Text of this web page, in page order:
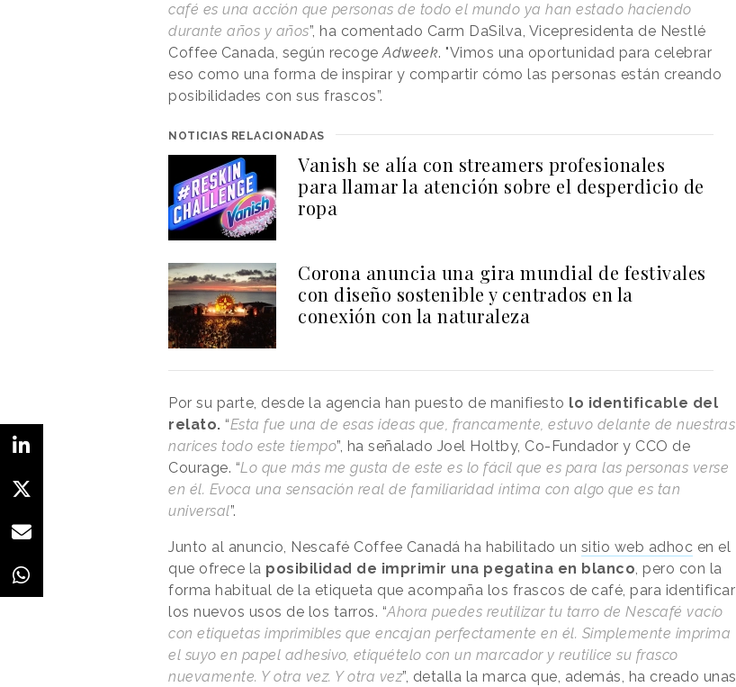
café es una acción que personas de todo el mundo ya han estado haciendo
durante años y años”, ha comentado Carm DaSilva, Vicepresidenta de Nestlé
Coffee Canada, según recogeAdweek. "Vimos una oportunidad para celebrar
eso como una forma de inspirar y compartir cómo las personas están creando
posibilidades con sus frascos”.
NOTICIAS RELACIONADAS
Vanish se alía con streamers profesionales
para llamar la atención sobre el desperdicio de
ropa
Corona anuncia una gira mundial de festivales
con diseño sostenible y centrados en la
conexión con la naturaleza
Por su parte, desde la agencia han puesto de manifiesto lo identificable del
relato. “Esta fue una de esas ideas que, francamente, estuvo delante de nuestras
narices todo este tiempo”, ha señalado Joel Holtby, Co-Fundador y CCO de
Courage. “Lo que más me gusta de este es lo fácil que es para las personas verse
en él. Evoca una sensación real de familiaridad íntima con algo que es tan
universal”.
Junto al anuncio, Nescafé Coffee Canadá ha habilitado un sitio web adhoc en el
que ofrece la posibilidad de imprimir una pegatina en blanco, pero con la
forma habitual de la etiqueta que acompaña los frascos de café, para identificar
los nuevos usos de los tarros. “Ahora puedes reutilizar tu tarro de Nescafé vacío
con etiquetas imprimibles que encajan perfectamente en él. Simplemente imprima
el suyo en papel adhesivo, etiquételo con un marcador y reutilice su frasco
nuevamente. Y otra vez. Y otra vez”, detalla la marca que, además, ha creado unas